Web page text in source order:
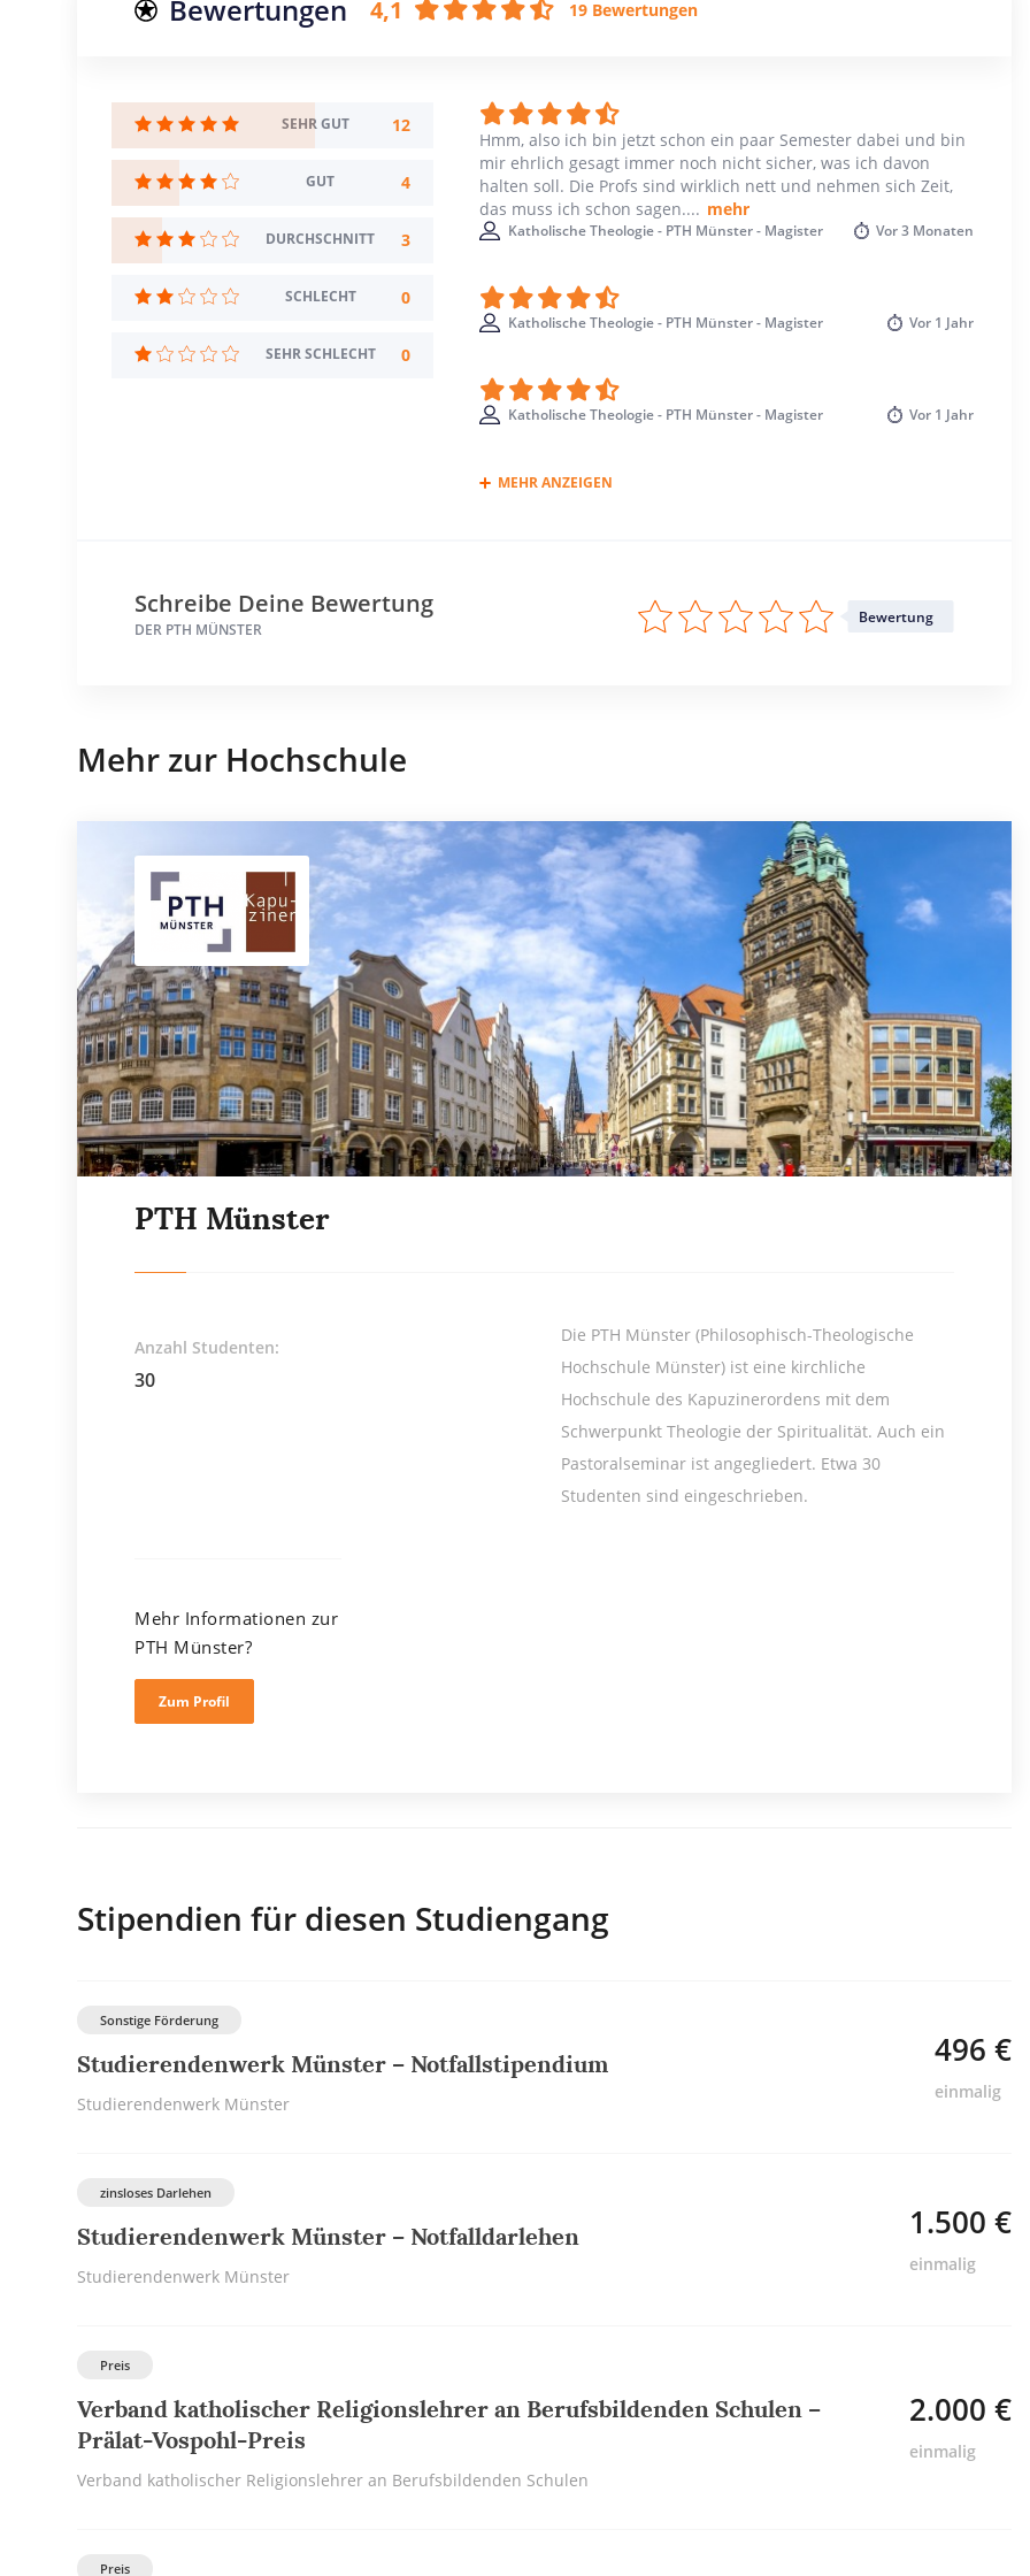
Bewertungen 4,1 19 Bewertungen
SEHR GUT 12
GUT 4
DURCHSCHNITT 3
SCHLECHT 0
SEHR SCHLECHT 0
Hmm, also ich bin jetzt schon ein paar Semester dabei und bin
mir ehrlich gesagt immer noch nicht sicher, was ich davon
halten soll. Die Profs sind wirklich nett und nehmen sich Zeit,
das muss ich schon sagen.... mehr
Katholische Theologie - PTH Münster - Magister Vor3 Monaten
Katholische Theologie - PTH Münster - Magister Vor 1 Jahr
Katholische Theologie - PTH Münster - Magister Vor 1 Jahr
MEHR ANZEIGEN
Schreibe Deine Bewertung
DER PTH MÜNSTER
Bewertung
Mehr zur Hochschule
PTH Münster
Anzahl Studenten:
30
Die PTH Münster (Philosophisch-Theologische
Hochschule Münster) ist eine kirchliche
Hochschule des Kapuzinerordens mit dem
Schwerpunkt Theologie der Spiritualität. Auch ein
Pastoralseminar ist angegliedert. Etwa 30
Studenten sind eingeschrieben.
Mehr Informationen zur
PTH Münster?
Zum Profil
Stipendien für diesen Studiengang
Sonstige Förderung
Studierendenwerk Münster – Notfall­stipendium
Studierendenwerk Münster
496 €
einmalig
zinsloses Darlehen
Studierendenwerk Münster – Notfall­darlehen
Studierendenwerk Münster
1.500 €
einmalig
Preis
Verband katholischer Religionslehrer an Berufsbildenden Schulen –
Prälat-Vospohl-Preis
Verband katholischer Religionslehrer an Berufsbildenden Schulen
2.000 €
einmalig
Preis